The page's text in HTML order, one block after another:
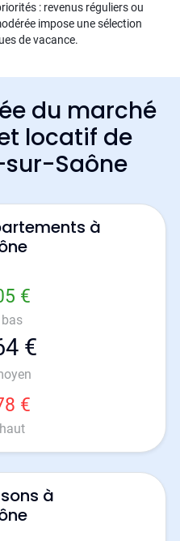
: revenus réguliers ou
impose une sélection
de vacance.
du marché
locatif de
Saône
à
€
€
€
à